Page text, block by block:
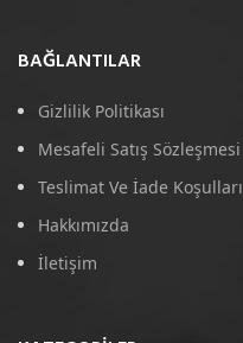
BAĞLANTILAR
Gizlilik Politikası
Mesafeli Satış Sözleşmesi
Teslimat Ve İade Koşulları
Hakkımızda
İletişim